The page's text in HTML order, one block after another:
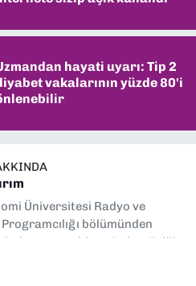
hayati uyarı: Tip 2
vakalarının yüzde 80'i
Üniversitesi Radyo ve
bölümünden
mezun oldum. Dokuz Eylül
de üstleniyorum.